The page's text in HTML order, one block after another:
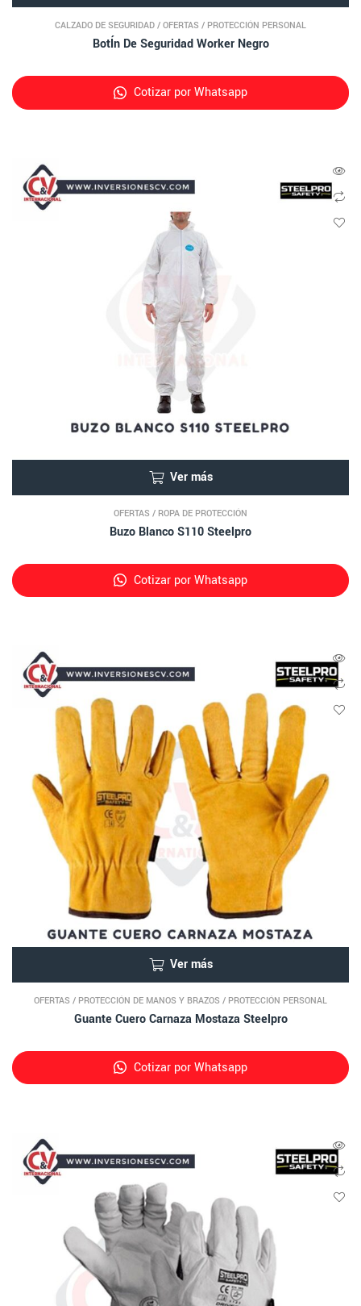
CALZADO DE SEGURIDAD / OFERTAS / PROTECCIÓN PERSONAL
BotÍn De Seguridad Worker Negro
Cotizar por Whatsapp
Ver más
OFERTAS / ROPA DE PROTECCIÓN
Buzo Blanco S110 Steelpro
Cotizar por Whatsapp
Ver más
OFERTAS / PROTECCIÓN DE MANOS Y BRAZOS / PROTECCIÓN PERSONAL
Guante Cuero Carnaza Mostaza Steelpro
Cotizar por Whatsapp